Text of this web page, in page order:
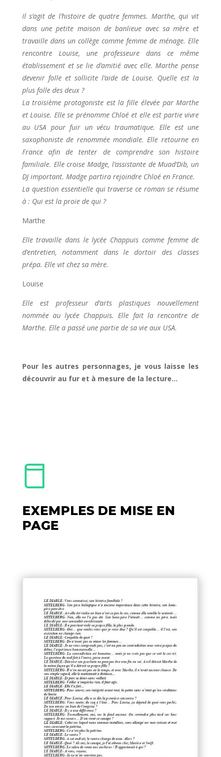
Il s’agit de l’histoire de quatre femmes. Marthe, qui vit
dans une petite maison de banlieue avec sa mère et
travaille dans un collège comme femme de ménage. Elle
rencontre Louise, une professeure dans ce même
établissement et se lie d’amitié avec elle. Marthe pense
devenir folle et sollicite l’aide de Louise. Quelle est la
plus folle des deux ?
La troisième protagoniste est la fille élevée par Marthe
et Louise. Elle se prénomme Chloé et elle est partie vivre
au USA pour fuir un vécu traumatique. Elle est une
saxophoniste de renommée mondiale. Elle retourne en
France afin de tenter de comprendre son histoire
familiale. Elle croise Madge, l’assistante de Muad’Dib, un
DJ important. Madge partira rejoindre Chloé en France.
La question essentielle qui traverse ce roman se résume
à : Qui est la proie de qui ?
Marthe
Elle travaille dans le lycée Chappuis comme femme de
d’entretien, notamment dans le dortoir des classes
prépa. Elle vit chez sa mère.
Louise
Elle est professeur d’arts plastiques nouvellement
nommée au lycée Chappuis. Elle fait la rencontre de
Marthe. Elle a passé une partie de sa vie aux USA.
Pour les autres personnages, je vous laisse les
découvrir au fur et à mesure de la lecture…
EXEMPLES DE MISE EN
PAGE